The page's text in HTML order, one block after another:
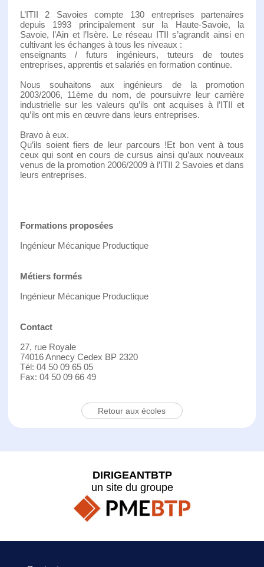
L’ITII 2 Savoies compte 130 entreprises partenaires
depuis 1993 principalement sur la Haute-Savoie, la
Savoie, l’Ain et l’Isère. Le réseau ITII s’agrandit ainsi en
cultivant les échanges à tous les niveaux :
enseignants / futurs ingénieurs, tuteurs de toutes
entreprises, apprentis et salariés en formation continue.
Nous souhaitons aux ingénieurs de la promotion
2003/2006, 11ème du nom, de poursuivre leur carrière
industrielle sur les valeurs qu’ils ont acquises à l’ITII et
qu’ils ont mis en œuvre dans leurs entreprises.
Bravo à eux.
Qu’ils soient fiers de leur parcours !Et bon vent à tous
ceux qui sont en cours de cursus ainsi qu’aux nouveaux
venus de la promotion 2006/2009 à l’ITII 2 Savoies et dans
leurs entreprises.
Formations proposées
Ingénieur Mécanique Productique
Métiers formés
Ingénieur Mécanique Productique
Contact
27, rue Royale
74016 Annecy Cedex BP 2320
Tél: 04 50 09 65 05
Fax: 04 50 09 66 49
Retour aux écoles
DIRIGEANTBTP
un site du groupe